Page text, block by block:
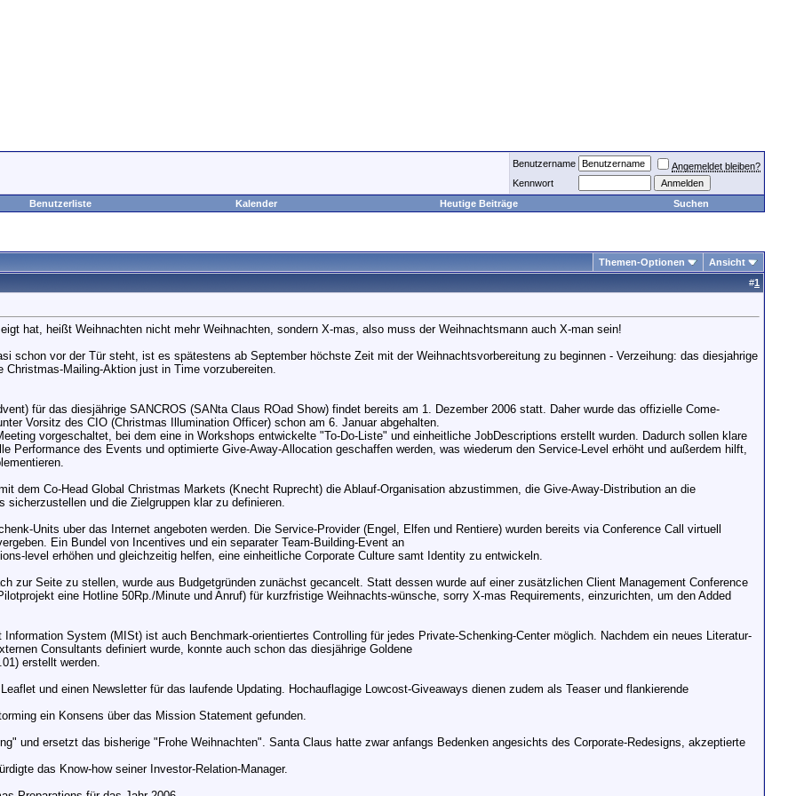
Benutzername
Angemeldet bleiben?
Kennwort
Benutzerliste
Kalender Heutige Beiträge Suchen
Themen-Optionen
Ansicht
#1
hat, heißt Weihnachten nicht mehr Weihnachten, sondern X-mas, also muss der Weihnachtsmann auch X-man sein!
schon vor der Tür steht, ist es spätestens ab September höchste Zeit mit der Weihnachtsvorbereitung zu beginnen - Verzeihung: das diesjahrige
Christmas-Mailing-Aktion just in Time vorzubereiten.
für das diesjährige SANCROS (SANta Claus ROad Show) findet bereits am 1. Dezember 2006 statt. Daher wurde das offizielle Come-
Vorsitz des CIO (Christmas Illumination Officer) schon am 6. Januar abgehalten.
vorgeschaltet, bei dem eine in Workshops entwickelte "To-Do-Liste" und einheitliche JobDescriptions erstellt wurden. Dadurch sollen klare
Performance des Events und optimierte Give-Away-Allocation geschaffen werden, was wiederum den Service-Level erhöht und außerdem hilft,
dem Co-Head Global Christmas Markets (Knecht Ruprecht) die Ablauf-Organisation abzustimmen, die Give-Away-Distribution an die
sicherzustellen und die Zielgruppen klar zu definieren.
Units uber das Internet angeboten werden. Die Service-Provider (Engel, Elfen und Rentiere) wurden bereits via Conference Call virtuell
Ein Bundel von Incentives und ein separater Team-Building-Event an
level erhöhen und gleichzeitig helfen, eine einheitliche Corporate Culture samt Identity zu entwickeln.
zur Seite zu stellen, wurde aus Budgetgründen zunächst gecancelt. Statt dessen wurde auf einer zusätzlichen Client Management Conference
eine Hotline 50Rp./Minute und Anruf) für kurzfristige Weihnachts-wünsche, sorry X-mas Requirements, einzurichten, um den Added
System (MISt) ist auch Benchmark-orientiertes Controlling für jedes Private-Schenking-Center möglich. Nachdem ein neues Literatur-
Consultants definiert wurde, konnte auch schon das diesjährige Goldene
erstellt werden.
und einen Newsletter für das laufende Updating. Hochauflagige Lowcost-Giveaways dienen zudem als Teaser und flankierende
ein Konsens über das Mission Statement gefunden.
und ersetzt das bisherige "Frohe Weihnachten". Santa Claus hatte zwar anfangs Bedenken angesichts des Corporate-Redesigns, akzeptierte
das Know-how seiner Investor-Relation-Manager.